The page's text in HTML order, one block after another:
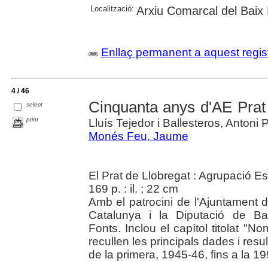
Localització: Arxiu Comarcal del Baix
Enllaç permanent a aquest
4 / 46
select
print
Cinquanta anys d'AE Prat
Lluís Tejedor i Ballesteros, Antoni
Monés Feu, Jaume
El Prat de Llobregat : Agrupació
169 p. : il. ; 22 cm
Amb el patrocini de l'Ajuntament
Catalunya i la Diputació de
Fonts. Inclou el capítol titolat
recullen les principals dades i
de la primera, 1945-46, fins a la